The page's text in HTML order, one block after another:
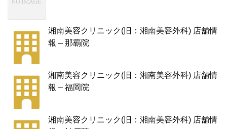
湘南美容クリニック(旧：湘南美容外科) 店舗情
報 – 那覇院
湘南美容クリニック(旧：湘南美容外科) 店舗情
報 – 福岡院
湘南美容クリニック(旧：湘南美容外科) 店舗情